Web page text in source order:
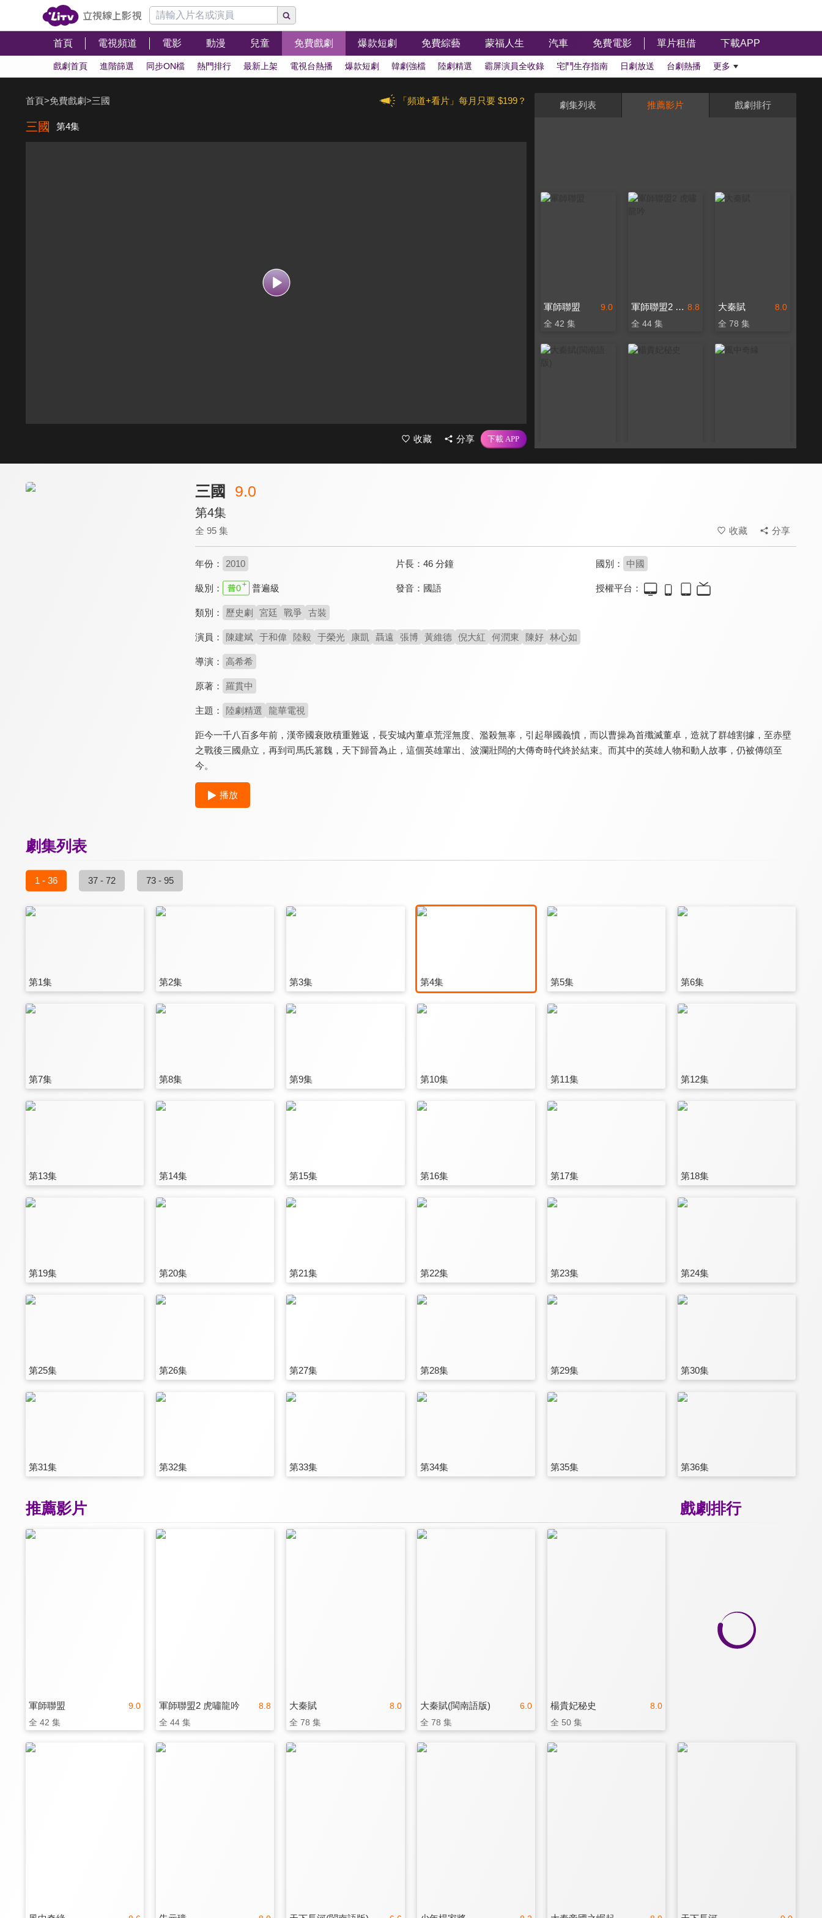
首頁 電視頻道 電影 動漫 兒童 免費戲劇 爆款短劇 免費綜藝 蒙福人生 汽車 免費電影 單片租借 下載APP
戲劇首頁 進階篩選 同步ON檔 熱門排行 最新上架 電視台熱播 爆款短劇 韓劇強檔 陸劇精選 霸屏演員全收錄 宅鬥生存指南 日劇放送 台劇熱播 更多
「頻道+看片」每月只要 $199？
首頁>免費戲劇>三國
三國 第4集
收藏 分享
劇集列表 推薦影片 戲劇排行
9.0
軍師聯盟
全 42 集
8.8
軍師聯盟2 虎嘯龍吟
全 44 集
8.0
大秦賦
全 78 集
全 46 集
三國 9.0
第4集
全 95 集 收藏 分享
年份： 2010 片長： 46 分鐘 國別： 中國
級別： 普遍級 發音： 國語 授權平台：
類別： 歷史劇 宮廷 戰爭 古裝
演員： 陳建斌 于和偉 陸毅 于榮光 康凱 聶遠 張博 黃維德 倪大紅 何潤東 陳好 林心如
導演： 高希希
原著： 羅貫中
主題： 陸劇精選 龍華電視
距今一千八百多年前，漢帝國衰敗積重難返，長安城內董卓荒淫無度、濫殺無辜，引起舉國義憤，而以曹操為首殲滅董卓，造就了群雄割據，至赤壁
之戰後三國鼎立，再到司馬氏篡魏，天下歸晉為止，這個英雄輩出、波瀾壯闊的大傳奇時代終於結束。而其中的英雄人物和動人故事，仍被傳頌至
今。
播放
劇集列表
1 - 36 37 - 72 73 - 95
第1集 第2集 第3集 第4集 第5集 第6集
第7集 第8集 第9集 第10集 第11集 第12集
第13集 第14集 第15集 第16集 第17集 第18集
第19集 第20集 第21集 第22集 第23集 第24集
第25集 第26集 第27集 第28集 第29集 第30集
第31集 第32集 第33集 第34集 第35集 第36集
戲劇排行
推薦影片
9.0
軍師聯盟
全 42 集
8.8
軍師聯盟2 虎嘯龍吟
全 44 集
8.0
大秦賦
全 78 集
6.0
大秦賦(閩南語版)
全 78 集
8.0
楊貴妃秘史
全 50 集